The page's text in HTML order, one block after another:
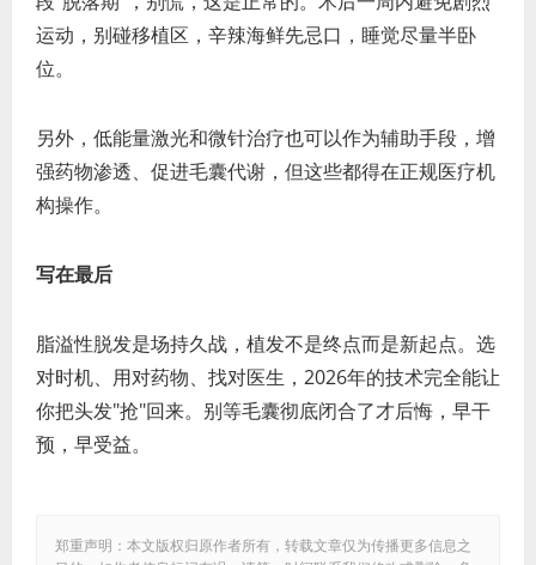
运动，别碰移植区，辛辣海鲜先忌口，睡觉尽量半卧
位。
另外，低能量激光和微针治疗也可以作为辅助手段，增
强药物渗透、促进毛囊代谢，但这些都得在正规医疗机
构操作。
写在最后
脂溢性脱发是场持久战，植发不是终点而是新起点。选
对时机、用对药物、找对医生，2026年的技术完全能让
你把头发"抢"回来。别等毛囊彻底闭合了才后悔，早干
预，早受益。
郑重声明：本文版权归原作者所有，转载文章仅为传播更多信息之